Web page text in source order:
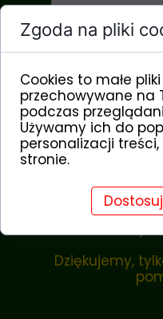
Po
oczekiwać
Dziękujemy,
Zgoda na pliki
Cookies to małe
przechowywane na
podczas
Używamy ich do
personalizacji
stronie.
Dostosuj